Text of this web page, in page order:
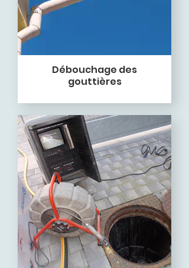
Débouchage des
gouttières